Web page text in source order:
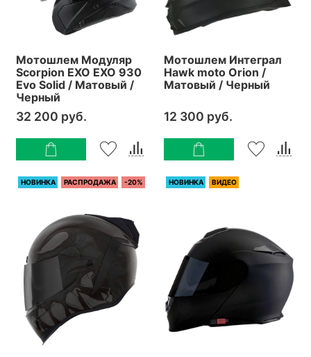
Мотошлем Модуляр
Scorpion EXO EXO 930
Evo Solid / Матовый /
Черный
32 200 руб.
Мотошлем Интеграл
Hawk moto Orion /
Матовый / Черный
12 300 руб.
НОВИНКА РАСПРОДАЖА -20% НОВИНКА ВИДЕО